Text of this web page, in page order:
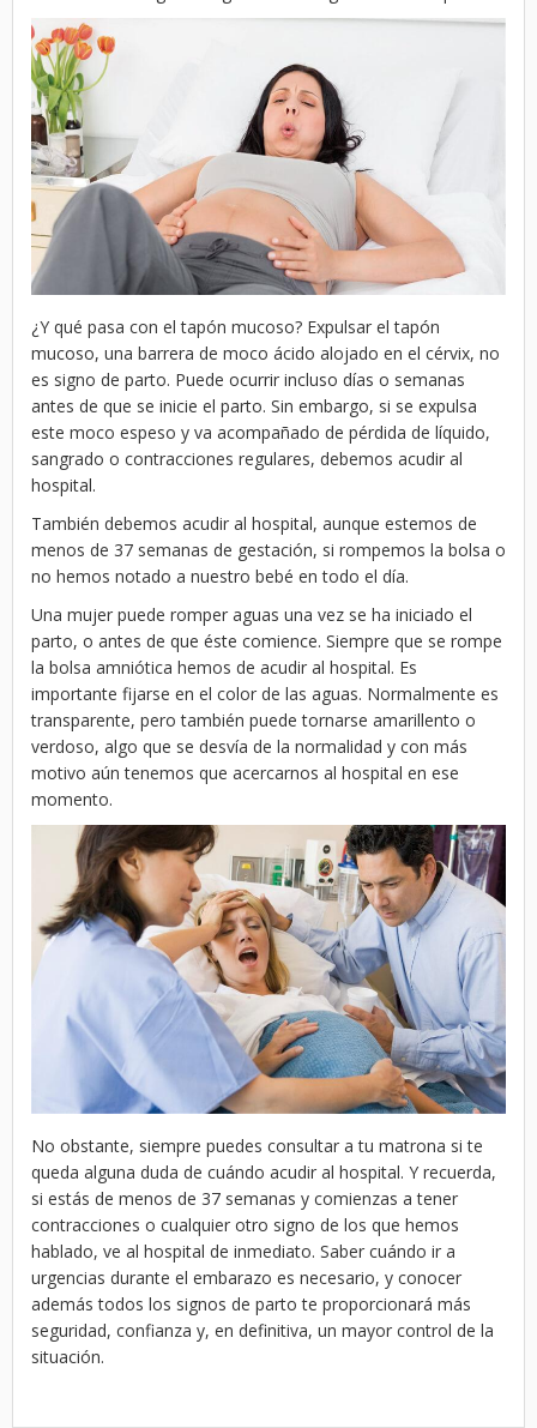
¿Y qué pasa con el tapón mucoso? Expulsar el tapón
mucoso, una barrera de moco ácido alojado en el cérvix, no
es signo de parto. Puede ocurrir incluso días o semanas
antes de que se inicie el parto. Sin embargo, si se expulsa
este moco espeso y va acompañado de pérdida de líquido,
sangrado o contracciones regulares, debemos acudir al
hospital.
También debemos acudir al hospital, aunque estemos de
menos de 37 semanas de gestación, si rompemos la bolsa o
no hemos notado a nuestro bebé en todo el día.
Una mujer puede romper aguas una vez se ha iniciado el
parto, o antes de que éste comience. Siempre que se rompe
la bolsa amniótica hemos de acudir al hospital. Es
importante fijarse en el color de las aguas. Normalmente es
transparente, pero también puede tornarse amarillento o
verdoso, algo que se desvía de la normalidad y con más
motivo aún tenemos que acercarnos al hospital en ese
momento.
No obstante, siempre puedes consultar a tu matrona si te
queda alguna duda de cuándo acudir al hospital. Y recuerda,
si estás de menos de 37 semanas y comienzas a tener
contracciones o cualquier otro signo de los que hemos
hablado, ve al hospital de inmediato. Saber cuándo ir a
urgencias durante el embarazo es necesario, y conocer
además todos los signos de parto te proporcionará más
seguridad, confianza y, en definitiva, un mayor control de la
situación.